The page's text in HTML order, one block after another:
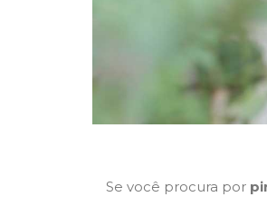
Se você procura por